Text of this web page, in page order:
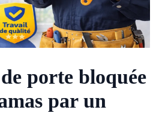
porte bloquée
par un